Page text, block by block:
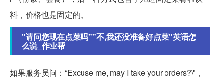
料，价格也是固定的。
"请问您现在点菜吗""不,我还没准备好点菜"英语怎
么说_作业帮
如果服务员问：“Excuse me, may I take your orders?\"，